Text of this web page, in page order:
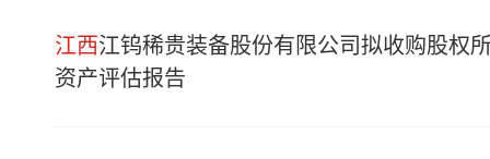
江西江钨稀贵装备股份有限公司拟收购股权
资产评估报告